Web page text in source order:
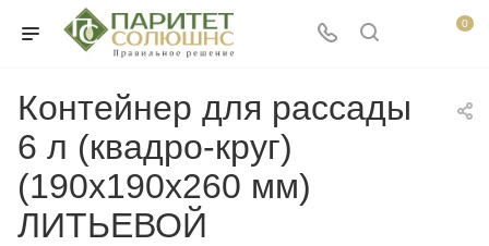
0
Контейнер для рассады
6 л (квадро-круг)
(190х190х260 мм)
ЛИТЬЕВОЙ